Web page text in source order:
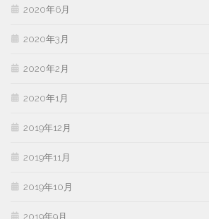
2020年6月
2020年3月
2020年2月
2020年1月
2019年12月
2019年11月
2019年10月
2019年9月